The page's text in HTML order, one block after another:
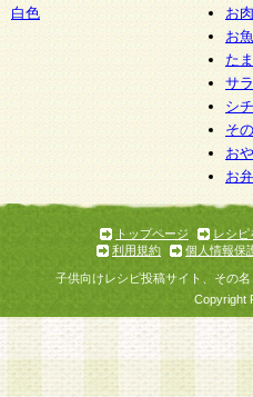
白色
お
お
た
サ
シ
そ
お
お
トップページ
レシピ
利用規約
個人情報保
子供向けレシピ投稿サイト、その
Copyright